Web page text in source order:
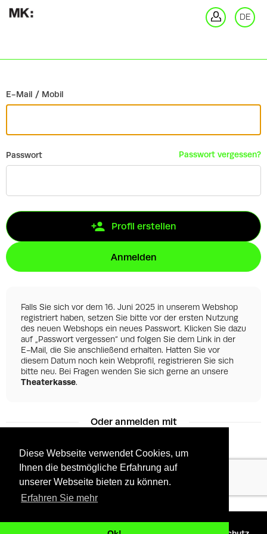
Diese Webseite verwendet Cookies, um
Ihnen die bestmögliche Erfahrung auf
unserer Webseite bieten zu können.
Erfahren Sie mehr
DE
E-Mail / Mobil
Passwort Passwort vergessen?
Profil erstellen
Anmelden
Falls Sie sich vor dem 16. Juni 2025 in unserem Webshop
registriert haben, setzen Sie bitte vor der ersten Nutzung
des neuen Webshops ein neues Passwort. Klicken Sie dazu
auf „Passwort vergessen“ und folgen Sie dem Link in der
E-Mail, die Sie anschließend erhalten. Hatten Sie vor
diesem Datum noch kein Webprofil, registrieren Sie sich
bitte neu. Bei Fragen wenden Sie sich gerne an unsere
Theaterkasse.
Oder anmelden mit
Facebook